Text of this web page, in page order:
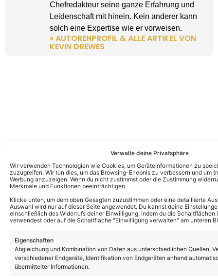
Verwalte deine Privatsphäre
Wir verwenden Technologien wie Cookies, um Geräteinformationen zu
zuzugreifen. Wir tun dies, um das Browsing-Erlebnis zu verbessern und um
Werbung anzuzeigen. Wenn du nicht zustimmst oder die Zustimmung
Merkmale und Funktionen beeinträchtigen.
Klicke unten, um dem oben Gesagten zuzustimmen oder eine detaillierte
Auswahl wird nur auf dieser Seite angewendet. Du kannst deine
einschließlich des Widerrufs deiner Einwilligung, indem du die
verwendest oder auf die Schaltfläche "Einwilligung verwalten" am unteren
Eigenschaften
Abgleichung und Kombination von Daten aus unterschiedlichen Quellen,
verschiedener Endgeräte, Identifikation von Endgeräten anhand
übermittelter Informationen.
Chefredakteur seine ganze Erfahrung und
Leidenschaft mit hinein. Kein anderer kann
solch eine Expertise wie er vorweisen.
» AUTORENPROFIL & ALLE ARTIKEL VON
KEVIN DREWES